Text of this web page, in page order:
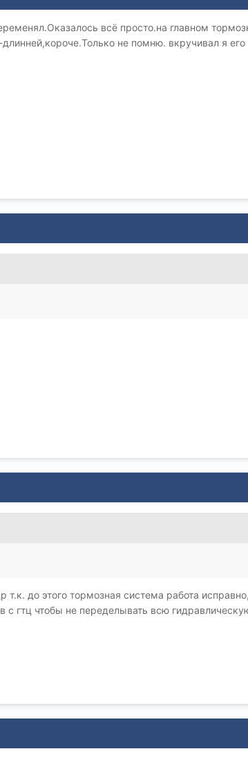
всё просто.на главном
не помню. вкручивал я
до этого тормозная система работа
гтц чтобы не переделывать всю